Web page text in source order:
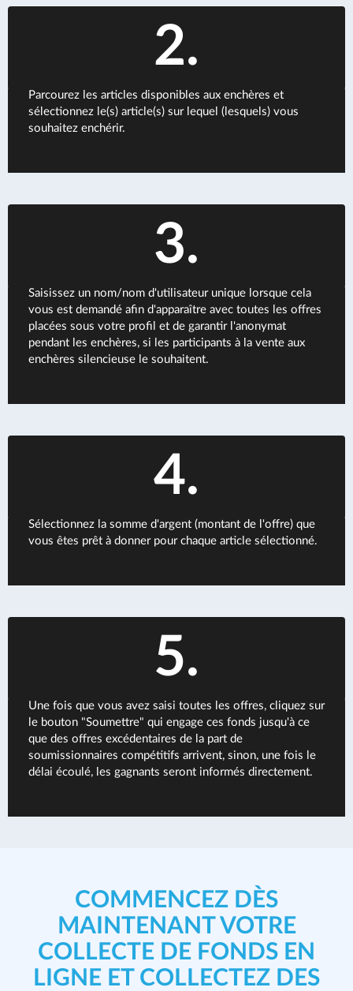
2.
Parcourez les articles disponibles aux enchères et
sélectionnez le(s) article(s) sur lequel (lesquels) vous
souhaitez enchérir.
3.
Saisissez un nom/nom d'utilisateur unique lorsque cela
vous est demandé afin d'apparaître avec toutes les offres
placées sous votre profil et de garantir l'anonymat
pendant les enchères, si les participants à la vente aux
enchères silencieuse le souhaitent.
4.
Sélectionnez la somme d'argent (montant de l'offre) que
vous êtes prêt à donner pour chaque article sélectionné.
5.
Une fois que vous avez saisi toutes les offres, cliquez sur
le bouton "Soumettre" qui engage ces fonds jusqu'à ce
que des offres excédentaires de la part de
soumissionnaires compétitifs arrivent, sinon, une fois le
délai écoulé, les gagnants seront informés directement.
COMMENCEZ DÈS
MAINTENANT VOTRE
COLLECTE DE FONDS EN
LIGNE ET COLLECTEZ DES